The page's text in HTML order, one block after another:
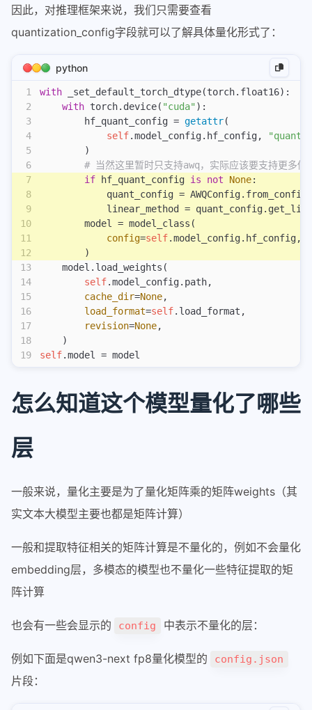
31
33
35
  "rope_scaling"
: null,
: 10000.0
  "tie_word_embeddings"
: false,
  "vocab_size"
因此，对推理框架来说，我们只需要查看
quantization_config字段就可以了解具体量化形式了：
python
1
2
3
4
5
6
7
8
9
10
11
12
13
14
15
16
17
18
19
with _set_default_torch_dtype(torch.float16):
    with
torch.device( "cuda" ):
        hf_quant_config =
getattr(
            self
.model_config.hf_config,
        )
# 当然这里暂时只支持awq，实际应该要支持更多做
        if
hf_quant_config is not None:
quant_config =
linear_method =
        model = model_class(
            config
=self.model_config.hf_config,
        )
    model.load_weights(
        self
.model_config.path,
        cache_dir
=None,
        load_format
=self.load_format,
        revision
=None,
    )
self.model = model
怎么知道这个模型量化了哪些
层
一般来说，量化主要是为了量化矩阵乘的矩阵weights（其
实文本大模型主要也都是矩阵计算）
一般和提取特征相关的矩阵计算是不量化的，例如不会量化
embedding层，多模态的模型也不量化一些特征提取的矩
阵计算
也会有一些会显示的 config 中表示不量化的层：
例如下面是qwen3-next fp8量化模型的 config.json
片段：
python
大模型infra问题调试技巧
通信操作
uvicorn/fastapi/flash/asyncio区别
显卡性能对比
coredump调试cuda kernel
n卡驱动关系
env
git-commit-merge-guide
git-fixup-autosquash-tutorial
sudo环境变量
fnos
tmux
tmux